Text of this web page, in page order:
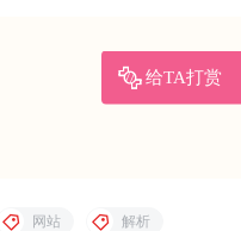
给TA打赏
网站 解析